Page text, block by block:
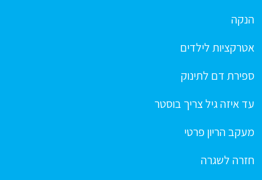
הנקה
אטרקציות לילדים
ספירת דם לתינוק
עד איזה גיל צריך בוסטר
מעקב הריון פרטי
חזרה לשגרה